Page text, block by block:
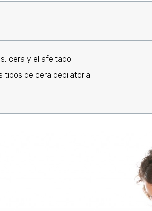
cera y el afeitado
tipos de cera depilatoria